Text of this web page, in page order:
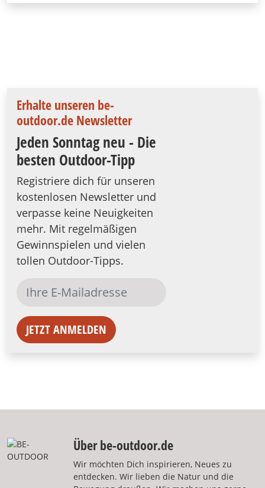
Erhalte unseren be-
outdoor.de Newsletter
Jeden Sonntag neu - Die
besten Outdoor-Tipp
Registriere dich für unseren
kostenlosen Newsletter und
verpasse keine Neuigkeiten
mehr. Mit regelmäßigen
Gewinnspielen und vielen
tollen Outdoor-Tipps.
JETZT ANMELDEN
Über be-outdoor.de
Wir möchten Dich inspirieren, Neues zu
entdecken. Wir lieben die Natur und die